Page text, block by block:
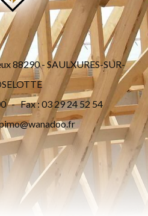
88290 - SAULXURES-SUR-
- Fax : 03 29 24 52 54